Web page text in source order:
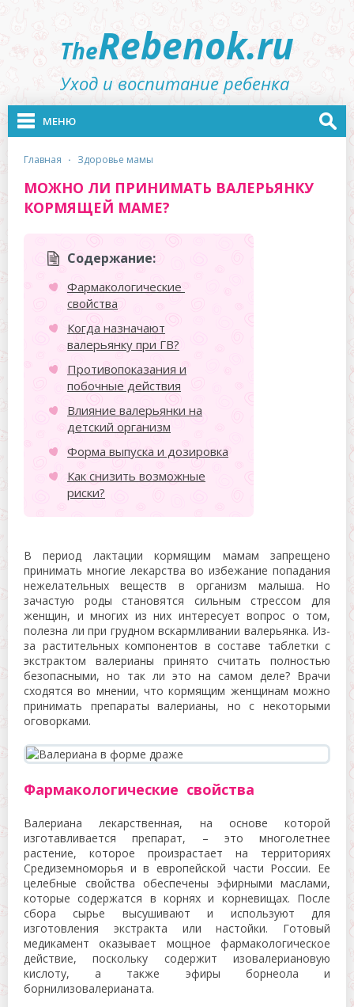
TheRebenok.ru
Уход и воспитание ребенка
МЕНЮ
главная · здоровье мамы
МОЖНО ЛИ ПРИНИМАТЬ ВАЛЕРЬЯНКУ
КОРМЯЩЕЙ МАМЕ?
Содержание:
Фармакологические
свойства
Когда назначают
валерьянку при ГВ?
Противопоказания и
побочные действия
Влияние валерьянки на
детский организм
Форма выпуска и дозировка
Как снизить возможные
риски?
В период лактации кормящим мамам запрещено
принимать многие лекарства во избежание попадания
нежелательных веществ в организм малыша. Но
зачастую роды становятся сильным стрессом для
женщин, и многих из них интересует вопрос о том,
полезна ли при грудном вскармливании валерьянка. Из-
за растительных компонентов в составе таблетки с
экстрактом валерианы принято считать полностью
безопасными, но так ли это на самом деле? Врачи
сходятся во мнении, что кормящим женщинам можно
принимать препараты валерианы, но с некоторыми
оговорками.
Фармакологические свойства
Валериана лекарственная, на основе которой
изготавливается препарат, – это многолетнее
растение, которое произрастает на территориях
Средиземноморья и в европейской части России. Ее
целебные свойства обеспечены эфирными маслами,
которые содержатся в корнях и корневищах. После
сбора сырье высушивают и используют для
изготовления экстракта или настойки. Готовый
медикамент оказывает мощное фармакологическое
действие, поскольку содержит изовалериановую
кислоту, а также эфиры борнеола и
борнилизовалерианата.